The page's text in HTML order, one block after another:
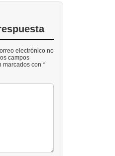
electrónico no
campos
marcados con *